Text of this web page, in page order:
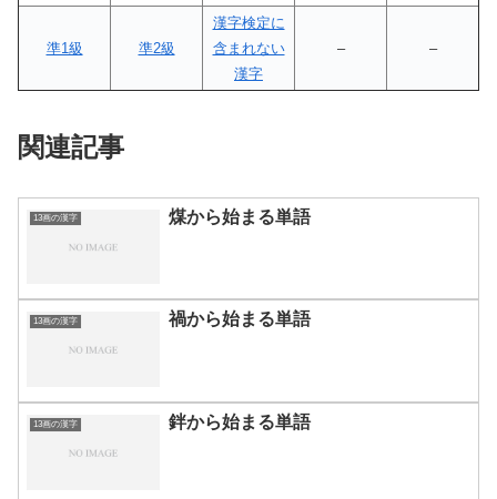
準1級 準2級
漢字検定に
含まれない
漢字
– –
関連記事
13画の漢字 煤から始まる単語
13画の漢字 禍から始まる単語
13画の漢字 鉡から始まる単語